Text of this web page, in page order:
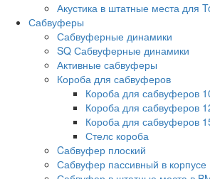
Акустика в штатные места для
Сабвуферы
Сабвуферные динамики
SQ Сабвуферные динамики
Активные сабвуферы
Короба для сабвуферов
Короба для сабвуферов
Короба для сабвуферов
Короба для сабвуферов
Стелс короба
Cабвуфер плоский
Сабвуфер пассивный в корпусе